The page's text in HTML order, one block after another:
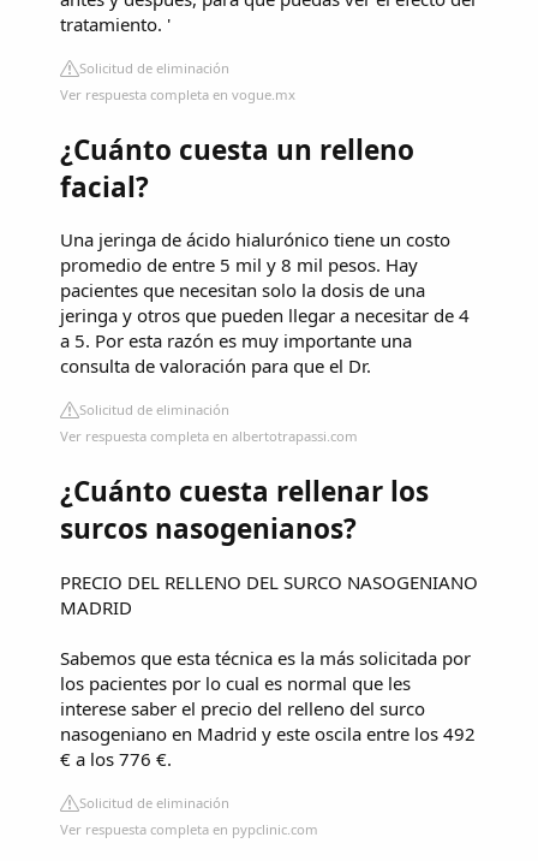
tratamiento. '
Solicitud de eliminación
Ver respuesta completa en vogue.mx
¿Cuánto cuesta un relleno
facial?
Una jeringa de ácido hialurónico tiene un costo
promedio de entre 5 mil y 8 mil pesos. Hay
pacientes que necesitan solo la dosis de una
jeringa y otros que pueden llegar a necesitar de 4
a 5. Por esta razón es muy importante una
consulta de valoración para que el Dr.
Solicitud de eliminación
Ver respuesta completa en albertotrapassi.com
¿Cuánto cuesta rellenar los
surcos nasogenianos?
PRECIO DEL RELLENO DEL SURCO NASOGENIANO
MADRID
Sabemos que esta técnica es la más solicitada por
los pacientes por lo cual es normal que les
interese saber el precio del relleno del surco
nasogeniano en Madrid y este oscila entre los 492
€ a los 776 €.
Solicitud de eliminación
Ver respuesta completa en pypclinic.com